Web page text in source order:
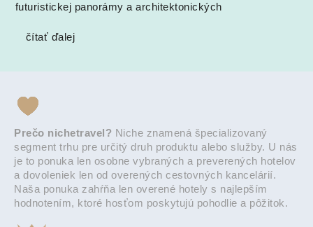
futuristickej panorámy a architektonických
čítať ďalej
Prečo nichetravel? Niche znamená špecializovaný
segment trhu pre určitý druh produktu alebo služby. U nás
je to ponuka len osobne vybraných a preverených hotelov
a dovoleniek len od overených cestovných kancelárií.
Naša ponuka zahŕňa len overené hotely s najlepším
hodnotením, ktoré hosťom poskytujú pohodlie a pôžitok.